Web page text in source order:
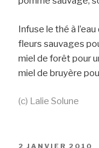
Infuse le thé à
fleurs sauvages
miel de forêt pour
miel de bruyère
(c) Lalie Solune
PUBLIÉ
2 JANVIER 2010